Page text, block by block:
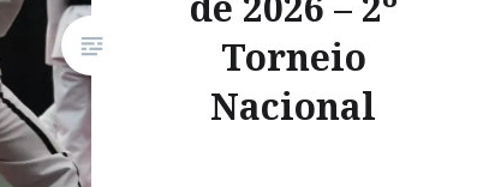
Torneio
Nacional